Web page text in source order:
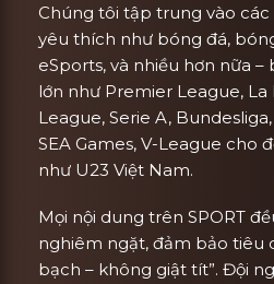
Chúng tôi tập trung vào
yêu thích như bóng đá,
eSports, và nhiều hơn nữa
lớn như Premier League, La
League, Serie A,
SEA Games, V-League cho
như U23 Việt Nam.
Mọi nội dung trên SPORT
nghiêm ngặt, đảm bảo tiêu
bạch – không giật tít”. Đội